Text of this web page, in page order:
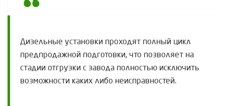
Дизельные установки проходят полный цикл
предпродажной подготовки, что позволяет на
стадии отгрузки с завода полностью исключить
возможности каких либо неисправностей.